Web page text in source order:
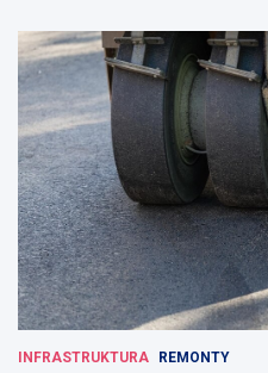
INFRASTRUKTURA REMONTY